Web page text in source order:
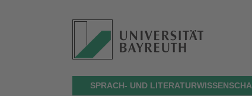
SPRACH- UND